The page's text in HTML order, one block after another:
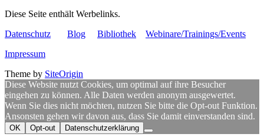
Diese Seite enthält Werbelinks.
Datenschutz
Blog Bibliothek
Webinare/Trainings/Events
Impressum
Theme by SiteOrigin
Diese Website nutzt Cookies, um optimal auf ihre Besucher
eingehen zu können. Alle Daten werden anonym ausgewertet.
Wenn Sie dies nicht möchten, nutzen Sie bitte die Opt-out Funktion.
Ansonsten gehen wir davon aus, dass Sie damit einverstanden sind.
OK Opt-out Datenschutzerklärung